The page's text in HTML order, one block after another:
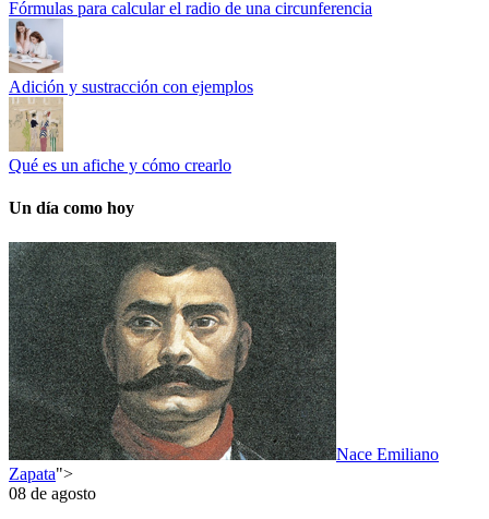
Fórmulas para calcular el radio de una circunferencia
Adición y sustracción con ejemplos
Qué es un afiche y cómo crearlo
Un día como hoy
Nace Emiliano
Zapata">
08 de agosto